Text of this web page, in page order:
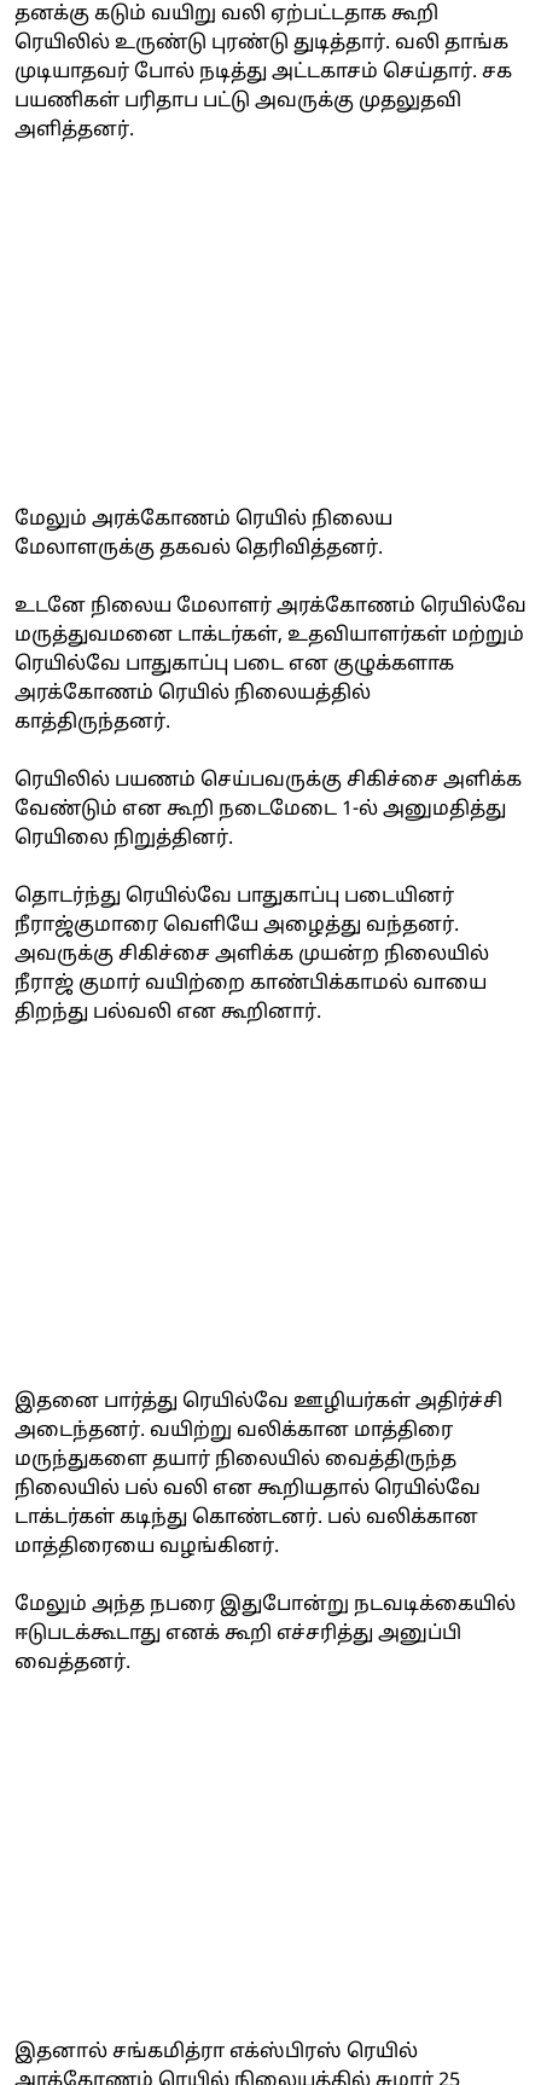
தனக்கு கடும் வயிறு வலி ஏற்பட்டதாக கூறி
ரெயிலில் உருண்டு புரண்டு துடித்தார். வலி தாங்க
முடியாதவர் போல் நடித்து அட்டகாசம் செய்தார். சக
பயணிகள் பரிதாப பட்டு அவருக்கு முதலுதவி
அளித்தனர்.
மேலும் அரக்கோணம் ரெயில் நிலைய
மேலாளருக்கு தகவல் தெரிவித்தனர்.
உடனே நிலைய மேலாளர் அரக்கோணம் ரெயில்வே
மருத்துவமனை டாக்டர்கள், உதவியாளர்கள் மற்றும்
ரெயில்வே பாதுகாப்பு படை என குழுக்களாக
அரக்கோணம் ரெயில் நிலையத்தில்
காத்திருந்தனர்.
ரெயிலில் பயணம் செய்பவருக்கு சிகிச்சை அளிக்க
வேண்டும் என கூறி நடைமேடை 1-ல் அனுமதித்து
ரெயிலை நிறுத்தினர்.
தொடர்ந்து ரெயில்வே பாதுகாப்பு படையினர்
நீராஜ்குமாரை வெளியே அழைத்து வந்தனர்.
அவருக்கு சிகிச்சை அளிக்க முயன்ற நிலையில்
நீராஜ் குமார் வயிற்றை காண்பிக்காமல் வாயை
திறந்து பல்வலி என கூறினார்.
இதனை பார்த்து ரெயில்வே ஊழியர்கள் அதிர்ச்சி
அடைந்தனர். வயிற்று வலிக்கான மாத்திரை
மருந்துகளை தயார் நிலையில் வைத்திருந்த
நிலையில் பல் வலி என கூறியதால் ரெயில்வே
டாக்டர்கள் கடிந்து கொண்டனர். பல் வலிக்கான
மாத்திரையை வழங்கினர்.
மேலும் அந்த நபரை இதுபோன்று நடவடிக்கையில்
ஈடுபடக்கூடாது எனக் கூறி எச்சரித்து அனுப்பி
வைத்தனர்.
இதனால் சங்கமித்ரா எக்ஸ்பிரஸ் ரெயில்